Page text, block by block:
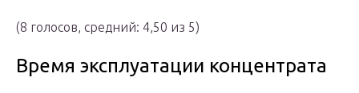
(8 голосов, средний: 4,50 из 5)
Время эксплуатации концентрата